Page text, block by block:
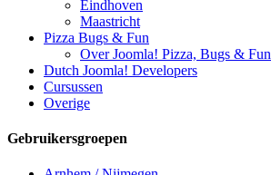
Eindhoven
Maastricht
Pizza Bugs & Fun
Over Joomla! Pizza, Bugs & Fun
Dutch Joomla! Developers
Cursussen
Overige
Gebruikersgroepen